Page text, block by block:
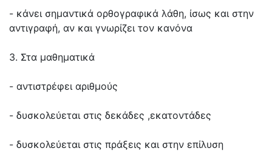
- κάνει σημαντικά ορθογραφικά λάθη, ίσως και στην
αντιγραφή, αν και γνωρίζει τον κανόνα
3. Στα μαθηματικά
- αντιστρέφει αριθμούς
- δυσκολεύεται στις δεκάδες ,εκατοντάδες
- δυσκολεύεται στις πράξεις και στην επίλυση